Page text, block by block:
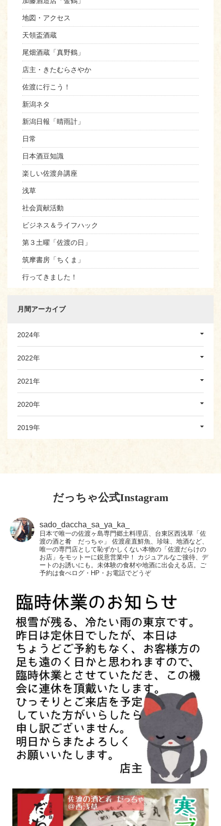
地図・アクセス
天領盃酒蔵
尾畑酒蔵「真野鶴」
店主・きたむらさやか
佐渡に行こう！
新潟ネタ
新潟日報「晴雨計」
日常
日本酒豆知識
楽しい佐渡弁講座
浅草
社会貢献活動
ビジネス＆ライフハック
第３土曜「佐渡の日」
筑摩書房「ちくま」
行ってきました！
月間アーカイブ
2024年
2022年
2021年
2020年
2019年
だっちゃ公式Instagram
sado_daccha_sa_ya_ka_
日本で唯一の佐渡ヶ島専門郷土料理店、台東区西浅草「佐
渡の酒と肴 だっちゃ」
佐渡産直鮮魚、珍味、地酒など、
唯一の専門店として恥ずかしくない本物の「佐渡だらけの
お店」をモットーに鋭意営業中！
カジュアルなご接待、デ
ートのお誘いにも。未体験の食材や地酒に出会える店。ご
予約は食べログ・HP・お電話でどうぞ